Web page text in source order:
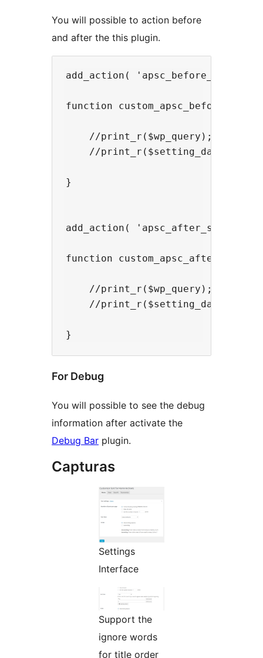
You will possible to action before
and after the this plugin.
add_action( 'apsc_before_sort' ,
function
    //print_r($wp_query);
    //print_r($setting_data);
}
add_action( 'apsc_after_sort' ,
function
    //print_r($wp_query);
    //print_r($setting_data);
For Debug
You will possible to see the debug
information after activate the
Debug Bar plugin.
Capturas
Settings
Interface
Support the
ignore words
for title order